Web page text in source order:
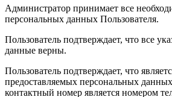
Администратор принимает все
персональных данных Пользователя.
Пользователь подтверждает, что все
данные верны.
Пользователь подтверждает, что
предоставляемых персональных
контактный номер является номером